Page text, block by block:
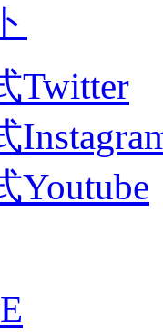
Twitter
Youtube